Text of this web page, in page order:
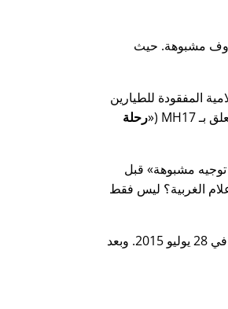
في ظروف مشبوهة. حيث
المفقودة للطيارين
MH17
( رحلة
توجيه مشبوهة
قبل
الغربية؟ ليس فقط
بعد بضعة أسابيع في عام 2015، دعت 🇹🇷 تركيا إلى اجتماع طارئ لـ 🚩 الناتو في 28 يوليو 2015. وبعد